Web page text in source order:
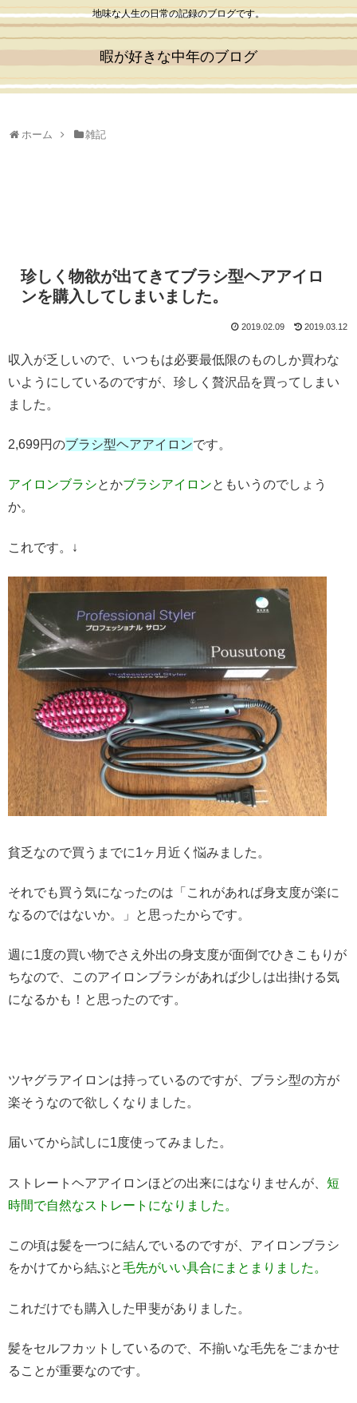
地味な人生の日常の記録のブログです。
暇が好きな中年のブログ
ホーム 雑記
珍しく物欲が出てきてブラシ型ヘアアイロ
ンを購入してしまいました。
2019.02.09 2019.03.12
収入が乏しいので、いつもは必要最低限のものしか買わな
いようにしているのですが、珍しく贅沢品を買ってしまい
ました。
2,699円のブラシ型ヘアアイロンです。
アイロンブラシとかブラシアイロンともいうのでしょう
か。
これです。↓
貧乏なので買うまでに1ヶ月近く悩みました。
それでも買う気になったのは「これがあれば身支度が楽に
なるのではないか。」と思ったからです。
週に1度の買い物でさえ外出の身支度が面倒でひきこもりが
ちなので、このアイロンブラシがあれば少しは出掛ける気
になるかも！と思ったのです。
ツヤグラアイロンは持っているのですが、ブラシ型の方が
楽そうなので欲しくなりました。
届いてから試しに1度使ってみました。
ストレートヘアアイロンほどの出来にはなりませんが、 短
時間で自然なストレートになりました。
この頃は髪を一つに結んでいるのですが、アイロンブラシ
をかけてから結ぶと毛先がいい具合にまとまりました。
これだけでも購入した甲斐がありました。
髪をセルフカットしているので、不揃いな毛先をごまかせ
ることが重要なのです。